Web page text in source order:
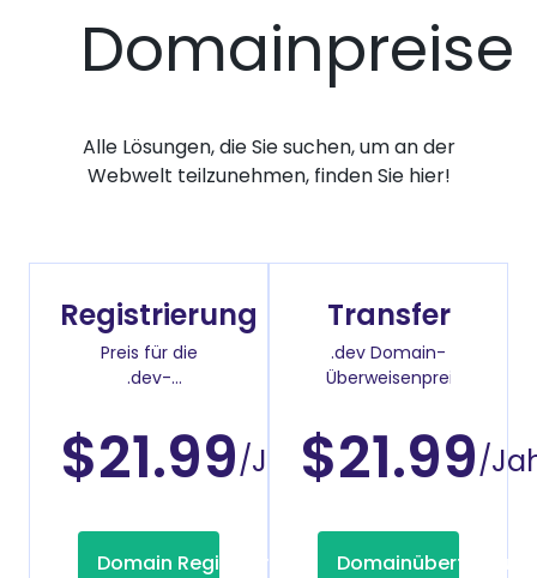
Domainpreise
Alle Lösungen, die Sie suchen, um an der
Webwelt teilzunehmen, finden Sie hier!
Registrierung
Preis für die
.dev-
$21.99/Jahr
Domain Registrierung
Transfer
.dev Domain-
Überweisenpreis
$21.99/
Domainübertragung